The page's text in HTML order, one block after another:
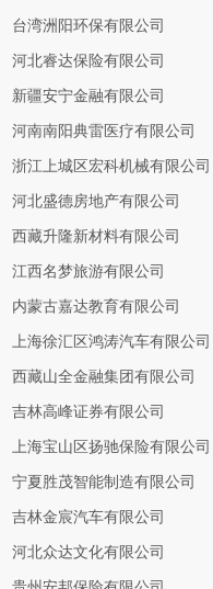
台湾洲阳环保有限公司
河北睿达保险有限公司
新疆安宁金融有限公司
河南南阳典雷医疗有限公司
浙江上城区宏科机械有限公司
河北盛德房地产有限公司
西藏升隆新材料有限公司
江西名梦旅游有限公司
内蒙古嘉达教育有限公司
上海徐汇区鸿涛汽车有限公司
西藏山全金融集团有限公司
吉林高峰证券有限公司
上海宝山区扬驰保险有限公司
宁夏胜茂智能制造有限公司
吉林金宸汽车有限公司
河北众达文化有限公司